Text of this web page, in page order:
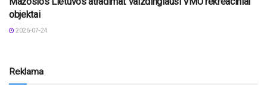
objektai
2026-07-24
Reklama